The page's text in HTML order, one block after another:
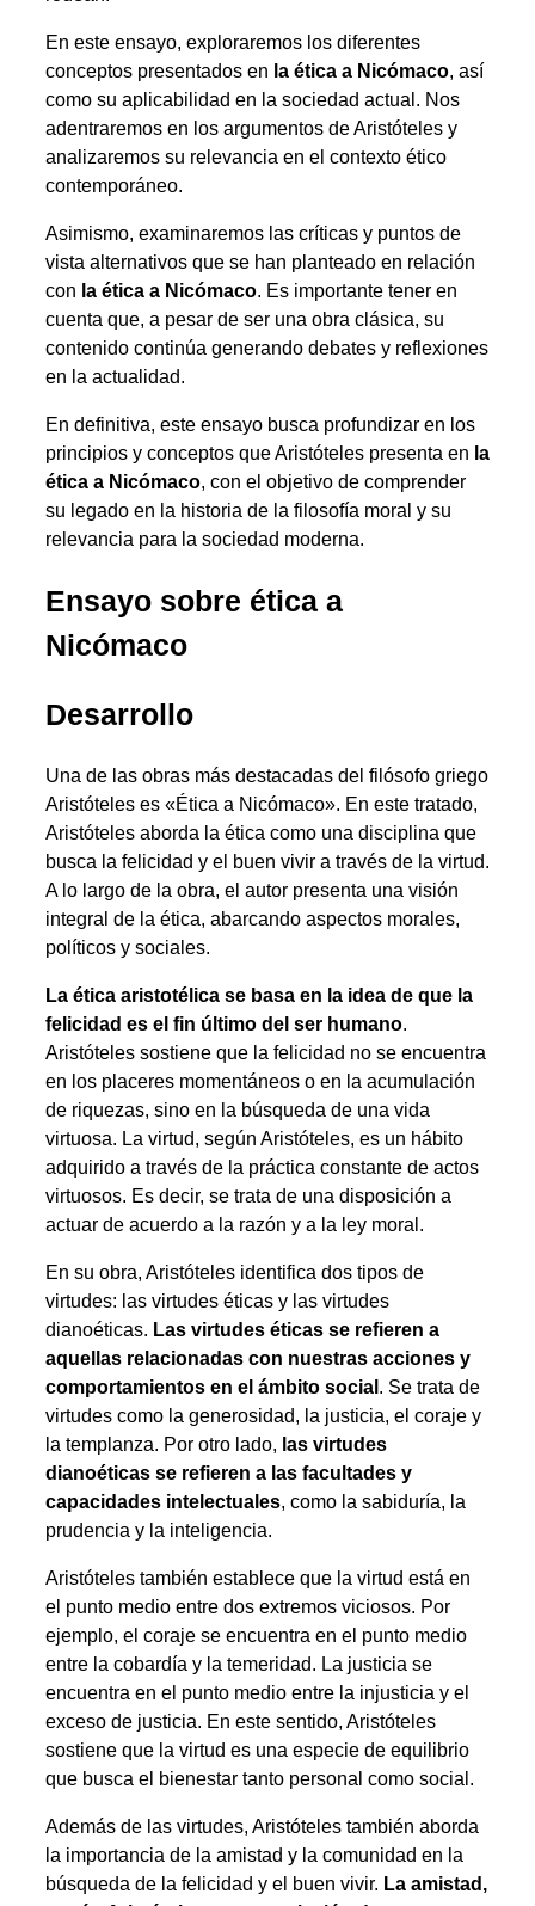
En este ensayo, exploraremos los diferentes
conceptos presentados en la ética a Nicómaco, así
como su aplicabilidad en la sociedad actual. Nos
adentraremos en los argumentos de Aristóteles y
analizaremos su relevancia en el contexto ético
contemporáneo.
Asimismo, examinaremos las críticas y puntos de
vista alternativos que se han planteado en relación
con la ética a Nicómaco. Es importante tener en
cuenta que, a pesar de ser una obra clásica, su
contenido continúa generando debates y reflexiones
en la actualidad.
En definitiva, este ensayo busca profundizar en los
principios y conceptos que Aristóteles presenta en la
ética a Nicómaco, con el objetivo de comprender
su legado en la historia de la filosofía moral y su
relevancia para la sociedad moderna.
Ensayo sobre ética a
Nicómaco
Desarrollo
Una de las obras más destacadas del filósofo griego
Aristóteles es «Ética a Nicómaco». En este tratado,
Aristóteles aborda la ética como una disciplina que
busca la felicidad y el buen vivir a través de la virtud.
A lo largo de la obra, el autor presenta una visión
integral de la ética, abarcando aspectos morales,
políticos y sociales.
La ética aristotélica se basa en la idea de que la
felicidad es el fin último del ser humano.
Aristóteles sostiene que la felicidad no se encuentra
en los placeres momentáneos o en la acumulación
de riquezas, sino en la búsqueda de una vida
virtuosa. La virtud, según Aristóteles, es un hábito
adquirido a través de la práctica constante de actos
virtuosos. Es decir, se trata de una disposición a
actuar de acuerdo a la razón y a la ley moral.
En su obra, Aristóteles identifica dos tipos de
virtudes: las virtudes éticas y las virtudes
dianoéticas. Las virtudes éticas se refieren a
aquellas relacionadas con nuestras acciones y
comportamientos en el ámbito social . Se trata de
virtudes como la generosidad, la justicia, el coraje y
la templanza. Por otro lado, las virtudes
dianoéticas se refieren a las facultades y
capacidades intelectuales, como la sabiduría, la
prudencia y la inteligencia.
Aristóteles también establece que la virtud está en
el punto medio entre dos extremos viciosos. Por
ejemplo, el coraje se encuentra en el punto medio
entre la cobardía y la temeridad. La justicia se
encuentra en el punto medio entre la injusticia y el
exceso de justicia. En este sentido, Aristóteles
sostiene que la virtud es una especie de equilibrio
que busca el bienestar tanto personal como social.
Además de las virtudes, Aristóteles también aborda
la importancia de la amistad y la comunidad en la
búsqueda de la felicidad y el buen vivir. La amistad,